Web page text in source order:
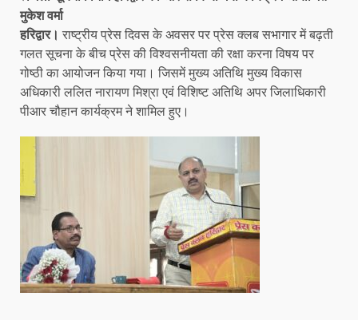
मुकेश वर्मा
हरिद्वार। राष्ट्रीय प्रेस दिवस के अवसर पर प्रेस क्लब सभागार में बढ़ती
गलत सूचना के बीच प्रेस की विश्वसनीयता की रक्षा करना विषय पर
गोष्ठी का आयोजन किया गया। जिसमें मुख्य अतिथि मुख्य विकास
अधिकारी ललित नारायण मिश्रा एवं विशिष्ट अतिथि अपर जिलाधिकारी
पीआर चौहान कार्यक्रम ने शामिल हुए।